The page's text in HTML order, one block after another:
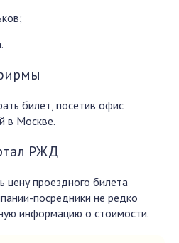
билет, посетив офис
в Москве.
РЖД
цену проездного билета
посредники не редко
информацию о стоимости.